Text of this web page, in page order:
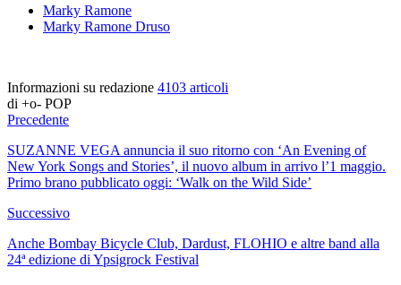
Marky Ramone
Marky Ramone Druso
Informazioni su redazione 4103 articoli
di +o- POP
Precedente
SUZANNE VEGA annuncia il suo ritorno con ‘An Evening of
New York Songs and Stories’, il nuovo album in arrivo l’1 maggio.
Primo brano pubblicato oggi: ‘Walk on the Wild Side’
Successivo
Anche Bombay Bicycle Club, Dardust, FLOHIO e altre band alla
24ª edizione di Ypsigrock Festival